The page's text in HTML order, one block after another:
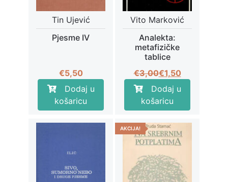
Tin Ujević
Pjesme IV
€5,50
Dodaj u
košaricu
Vito Marković
Analekta:
metafizičke
tablice
€3,00Izvorna
cijena
bila
je:
€3,00.
€1,50
Trenutna
cijena
je:
€1,50.
Dodaj u
košaricu
AKCIJA!